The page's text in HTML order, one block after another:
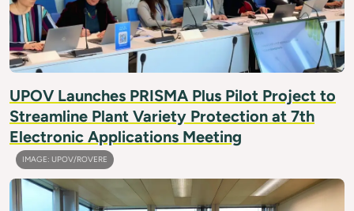
UPOV Launches PRISMA Plus Pilot Project to
Streamline Plant Variety Protection at 7th
Electronic Applications Meeting
IMAGE: UPOV/ROVERE